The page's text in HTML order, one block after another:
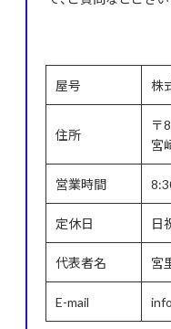
屋号 株
住所
〒
宮
営業時間
定休日 日
代表者名 宮
E-mail